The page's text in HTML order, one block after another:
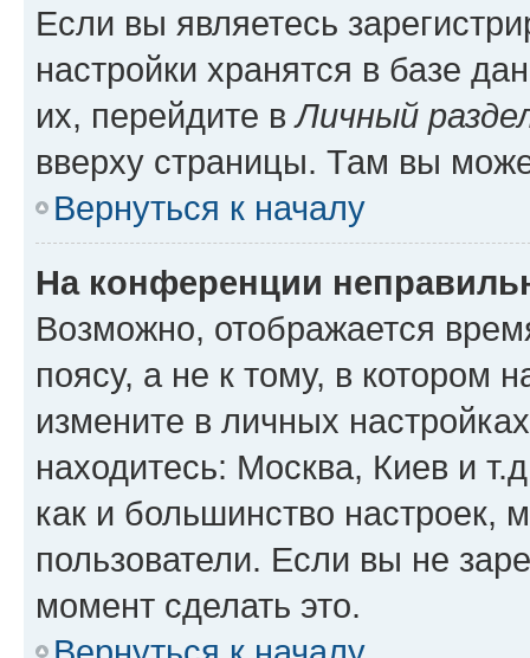
Если вы являетесь
настройки хранятся в базе
их, перейдите вЛичный
вверху страницы. Там вы
Вернуться к началу
На конференции
Возможно, отображается
поясу, а не к тому, в котором
измените в личных
находитесь: Москва, Киев и
как и большинство настроек,
пользователи. Если вы не
момент сделать это.